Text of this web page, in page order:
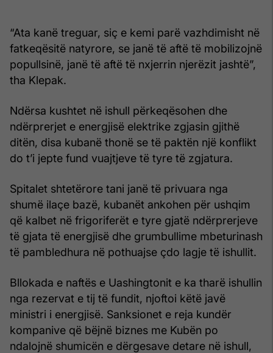
“Ata kanë treguar, siç e kemi parë vazhdimisht në
fatkeqësitë natyrore, se janë të aftë të mobilizojnë
popullsinë, janë të aftë të nxjerrin njerëzit jashtë”,
tha Klepak.
Ndërsa kushtet në ishull përkeqësohen dhe
ndërprerjet e energjisë elektrike zgjasin gjithë
ditën, disa kubanë thonë se të paktën një konflikt
do t’i jepte fund vuajtjeve të tyre të zgjatura.
Spitalet shtetërore tani janë të privuara nga
shumë ilaçe bazë, kubanët ankohen për ushqim
që kalbet në frigoriferët e tyre gjatë ndërprerjeve
të gjata të energjisë dhe grumbullime mbeturinash
të pambledhura në pothuajse çdo lagje të ishullit.
Bllokada e naftës e Uashingtonit e ka tharë ishullin
nga rezervat e tij të fundit, njoftoi këtë javë
ministri i energjisë. Sanksionet e reja kundër
kompanive që bëjnë biznes me Kubën po
ndalojnë shumicën e dërgesave detare në ishull,